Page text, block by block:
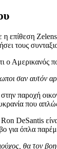
η επίθεση
τους
ο Αμερικανός
σαν αυτόν
παροχή
που
DeSantis
για όπλα
θα τον